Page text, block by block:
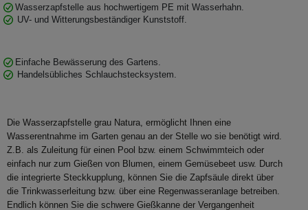
Wasserzapfstelle aus hochwertigem PE mit Wasserhahn.
UV- und Witterungsbeständiger Kunststoff.
Einfache Bewässerung des Gartens.
Handelsübliches Schlauchstecksystem.
Die Wasserzapfstelle grau Natura, ermöglicht Ihnen eine
Wasserentnahme im Garten genau an der Stelle wo sie benötigt wird.
Z.B. als Zuleitung für einen Pool bzw. einem Schwimmteich oder
einfach nur zum Gießen von Blumen, einem Gemüsebeet usw. Durch
die integrierte Steckkupplung, können Sie die Zapfsäule direkt über
die Trinkwasserleitung bzw. über eine Regenwasseranlage betreiben.
Endlich können Sie die schwere Gießkanne der Vergangenheit